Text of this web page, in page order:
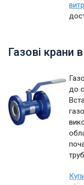
Газові крани
до